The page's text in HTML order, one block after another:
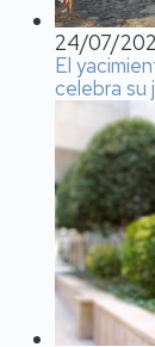
24/07/
El
celebra su